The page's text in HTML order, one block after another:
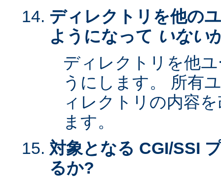
ディレクトリを他の
ようになって いない
ディレクトリを他
うにします。 所有
ィレクトリの内容
ます。
対象となる CGI/SSI
るか?